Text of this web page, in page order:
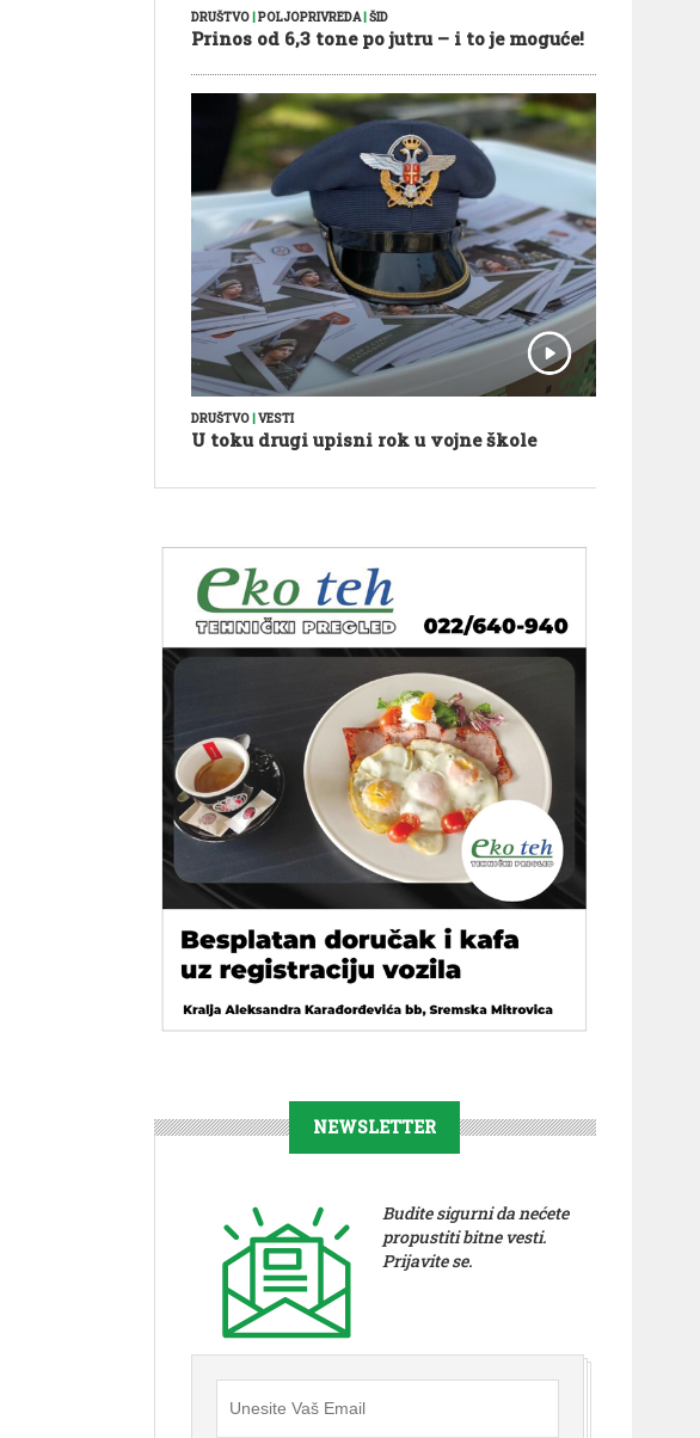
DRUŠTVO|POLJOPRIVREDA|ŠID
Prinos od 6,3 tone po jutru – i to je moguće!
DRUŠTVO VESTI
U toku drugi upisni rok u vojne škole
NEWSLETTER
Budite sigurni da nećete
propustiti bitne vesti.
Prijavite se.